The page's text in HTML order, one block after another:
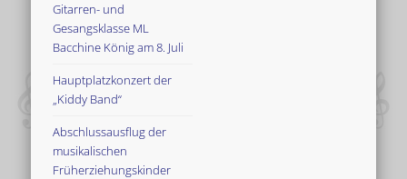
Gitarren- und
Gesangsklasse ML
Bacchine König am 8. Juli
Hauptplatzkonzert der
„Kiddy Band“
Abschlussausflug der
musikalischen
Früherziehungskinder